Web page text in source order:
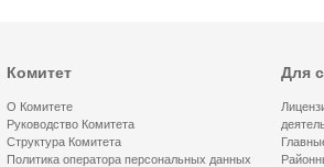
Комитет
О Комитете
Руководство Комитета
Структура Комитета
Политика оператора персональных данных
Для